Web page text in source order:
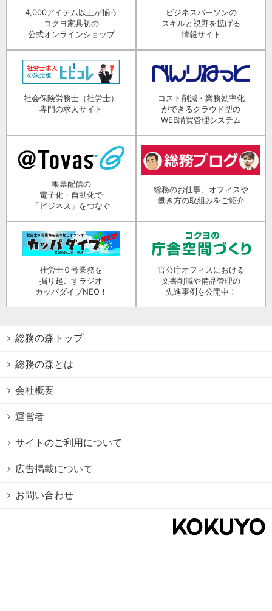
4,000アイテム以上が揃う
コクヨ家具初の
公式オンラインショップ
ビジネスパーソンの
スキルと視野を拡げる
情報サイト
社会保険労務士（社労士）
専門の求人サイト
コスト削減・業務効率化
ができるクラウド型の
WEB購買管理システム
帳票配信の
電子化・自動化で
「ビジネス」をつなぐ
総務のお仕事、オフィスや
働き方の取組みをご紹介
社労士０号業務を
掘り起こすラジオ
カッパダイブNEO！
官公庁オフィスにおける
文書削減や備品管理の
先進事例を公開中！
総務の森トップ
総務の森とは
会社概要
運営者
サイトのご利用について
広告掲載について
お問い合わせ